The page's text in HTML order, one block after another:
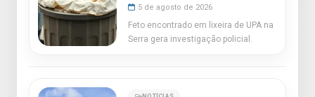
5 de agosto de 2026
Feto encontrado em lixeira de UPA na
Serra gera investigação policial.